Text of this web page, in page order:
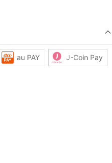
au PAY J-Coin Pay